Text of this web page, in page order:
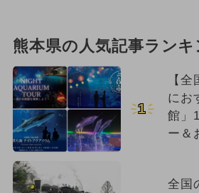
熊本県の人気記事ラン
1
【
にお
館」
ー＆
全国